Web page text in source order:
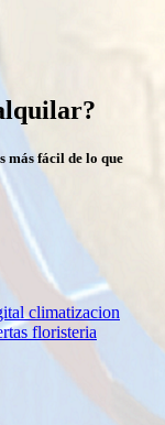
más fácil de lo que
climatizacion
floristeria